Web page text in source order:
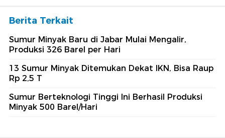
Berita Terkait
Sumur Minyak Baru di Jabar Mulai Mengalir,
Produksi 326 Barel per Hari
13 Sumur Minyak Ditemukan Dekat IKN, Bisa Raup
Rp 2,5 T
Sumur Berteknologi Tinggi Ini Berhasil Produksi
Minyak 500 Barel/Hari